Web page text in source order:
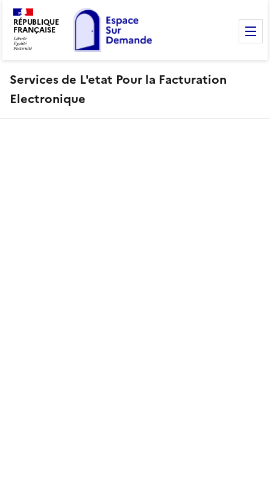
RÉPUBLIQUE
FRANÇAISE
Services de L'etat Pour la Facturation
Electronique